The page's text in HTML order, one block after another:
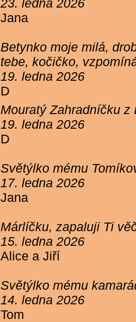
23. ledna 2026
Jana
Betynko moje milá,
tebe, kočičko,
19. ledna 2026
D
Mouratý Zahradníčku
19. ledna 2026
D
Světýlko mému
17. ledna 2026
Jana
Márlíčku, zapaluji Ti
15. ledna 2026
Alice a Jiří
Světýlko mému
14. ledna 2026
Tom